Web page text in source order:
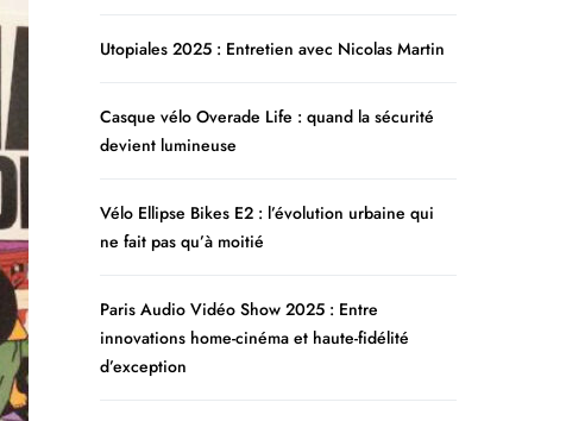
Utopiales 2025 : Entretien avec Nicolas Martin
Casque vélo Overade Life : quand la sécurité
devient lumineuse
Vélo Ellipse Bikes E2 : l’évolution urbaine qui
ne fait pas qu’à moitié
Paris Audio Vidéo Show 2025 : Entre
innovations home-cinéma et haute-fidélité
d’exception